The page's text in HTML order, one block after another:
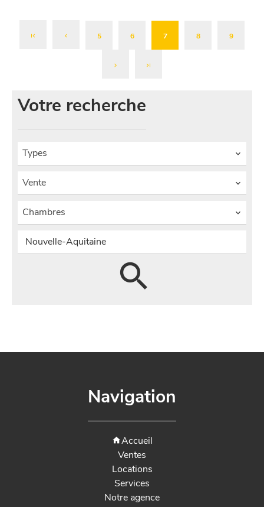
5 6 7 8 9
Votre recherche
Types
Vente
Chambres
Nouvelle-Aquitaine
Navigation
Accueil
Ventes
Locations
Services
Notre agence